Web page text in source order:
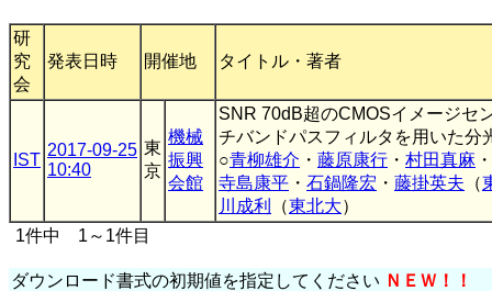
研
究
会
発表日時 開催地 タイトル・著者
IST
2017-09-25
10:40
東
京
機械
振興
会館
SNR 70dB超のCMOSイメージセ
チバンドパスフィルタを用いた分
○青柳雄介 ・ 藤原康行 ・ 村田真麻 ・
寺島康平 ・ 石鍋隆宏 ・ 藤掛英夫 （
川成利
（東北大）
1件中 1～1件目
ダウンロード書式の初期値を指定してください ＮＥＷ！！